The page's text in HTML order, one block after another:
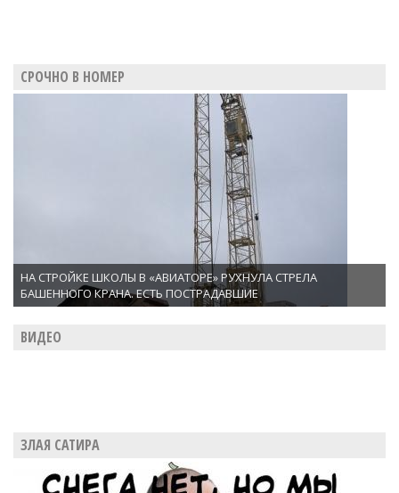
СРОЧНО В НОМЕР
НА СТРОЙКЕ ШКОЛЫ В «АВИАТОРЕ» РУХНУЛА СТРЕЛА
БАШЕННОГО КРАНА. ЕСТЬ ПОСТРАДАВШИЕ
ВИДЕО
ЗЛАЯ САТИРА